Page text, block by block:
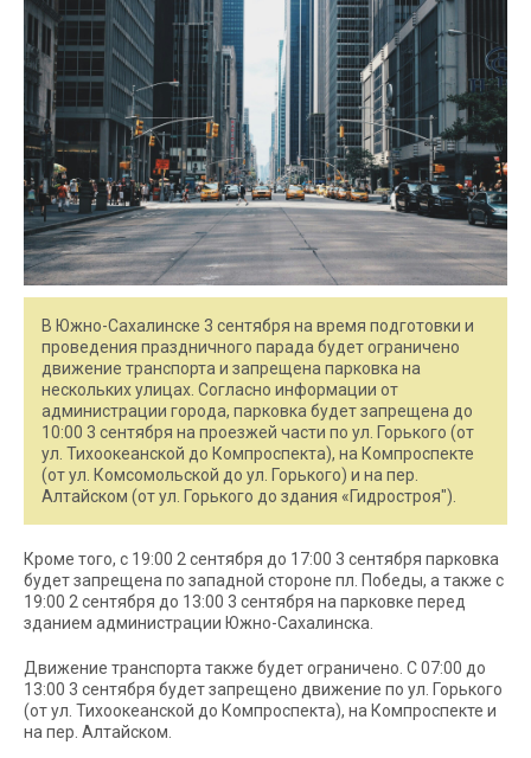
В Южно-Сахалинске 3 сентября на время подготовки и
проведения праздничного парада будет ограничено
движение транспорта и запрещена парковка на
нескольких улицах. Согласно информации от
администрации города, парковка будет запрещена до
10:00 3 сентября на проезжей части по ул. Горького (от
ул. Тихоокеанской до Компроспекта), на Компроспекте
(от ул. Комсомольской до ул. Горького) и на пер.
Алтайском (от ул. Горького до здания «Гидростроя").
Кроме того, с 19:00 2 сентября до 17:00 3 сентября парковка
будет запрещена по западной стороне пл. Победы, а также с
19:00 2 сентября до 13:00 3 сентября на парковке перед
зданием администрации Южно-Сахалинска.
Движение транспорта также будет ограничено. С 07:00 до
13:00 3 сентября будет запрещено движение по ул. Горького
(от ул. Тихоокеанской до Компроспекта), на Компроспекте и
на пер. Алтайском.